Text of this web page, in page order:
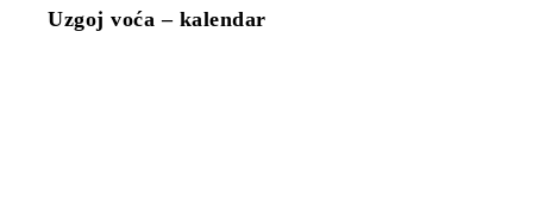
Uzgoj voća – kalendar